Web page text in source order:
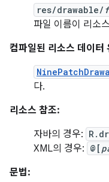
res/drawable/
파일 이름이 리소
컴파일된 리소스 데이터
다.
리소스 참조:
자바의 경우:
XML의 경우: @[
문법: